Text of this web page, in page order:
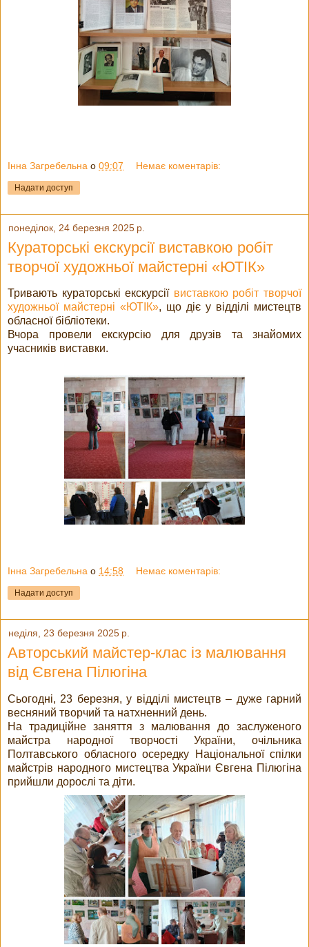
Інна Загребельна о 09:07 Немає коментарів:
Надати доступ
понеділок, 24 березня 2025 р.
Кураторські екскурсії виставкою робіт
творчої художньої майстерні «ЮТІК»
Тривають кураторські екскурсії виставкою робіт творчої
художньої майстерні «ЮТІК», що діє у відділі мистецтв
обласної бібліотеки.
Вчора провели екскурсію для друзів та знайомих
учасників виставки.
Інна Загребельна о 14:58 Немає коментарів:
Надати доступ
неділя, 23 березня 2025 р.
Авторський майстер-клас із малювання
від Євгена Пілюгіна
Сьогодні, 23 березня, у відділі мистецтв – дуже гарний
весняний творчий та натхненний день.
На традиційне заняття з малювання до заслуженого
майстра народної творчості України, очільника
Полтавського обласного осередку Національної спілки
майстрів народного мистецтва України Євгена Пілюгіна
прийшли дорослі та діти.